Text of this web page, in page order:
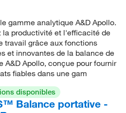
gamme analytique A&D Apollo.
la productivité et l'efficacité de
travail grâce aux fonctions
et innovantes de la balance de
A&D Apollo, conçue pour fournir
fiables dans une gam
disponibles
Balance portative -